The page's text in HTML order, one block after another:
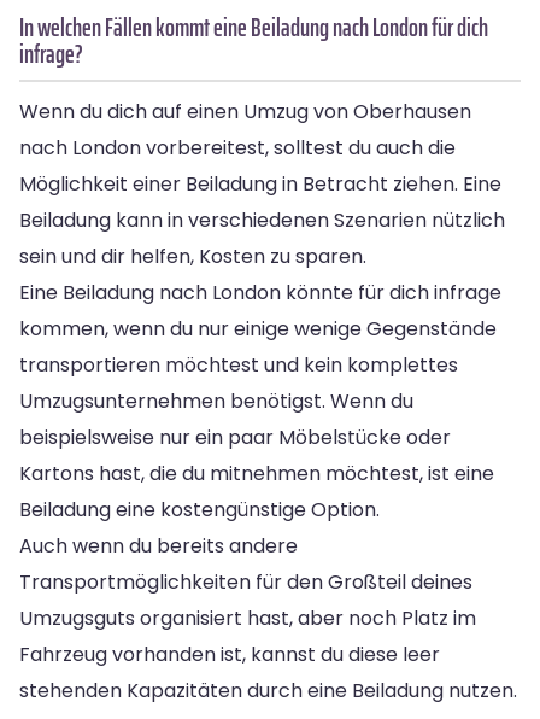
In welchen Fällen kommt eine Beiladung nach London für dich
infrage?
Wenn du dich auf einen Umzug von Oberhausen
nach London vorbereitest, solltest du auch die
Möglichkeit einer Beiladung in Betracht ziehen. Eine
Beiladung kann in verschiedenen Szenarien nützlich
sein und dir helfen, Kosten zu sparen.
Eine Beiladung nach London könnte für dich infrage
kommen, wenn du nur einige wenige Gegenstände
transportieren möchtest und kein komplettes
Umzugsunternehmen benötigst. Wenn du
beispielsweise nur ein paar Möbelstücke oder
Kartons hast, die du mitnehmen möchtest, ist eine
Beiladung eine kostengünstige Option.
Auch wenn du bereits andere
Transportmöglichkeiten für den Großteil deines
Umzugsguts organisiert hast, aber noch Platz im
Fahrzeug vorhanden ist, kannst du diese leer
stehenden Kapazitäten durch eine Beiladung nutzen.